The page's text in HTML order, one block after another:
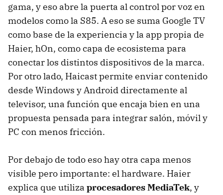
gama, y eso abre la puerta al control por voz en
modelos como la S85. A eso se suma Google TV
como base de la experiencia y la app propia de
Haier, hOn, como capa de ecosistema para
conectar los distintos dispositivos de la marca.
Por otro lado, Haicast permite enviar contenido
desde Windows y Android directamente al
televisor, una función que encaja bien en una
propuesta pensada para integrar salón, móvil y
PC con menos fricción.
Por debajo de todo eso hay otra capa menos
visible pero importante: el hardware. Haier
explica que utiliza procesadores MediaTek, y